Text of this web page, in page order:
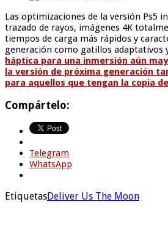
Las optimizaciones de la versión Ps5
trazado de rayos, imágenes 4K
tiempos de carga más rápidos y
generación como gatillos
háptica para una inmersión aún
la versión de próxima generación
para aquellos que tengan la copia de
Compártelo:
Telegram
WhatsApp
EtiquetasDeliver Us The Moon